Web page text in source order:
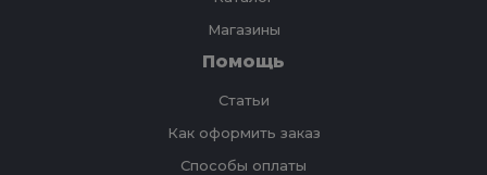
Магазины
Помощь
Статьи
Как оформить заказ
Способы оплаты